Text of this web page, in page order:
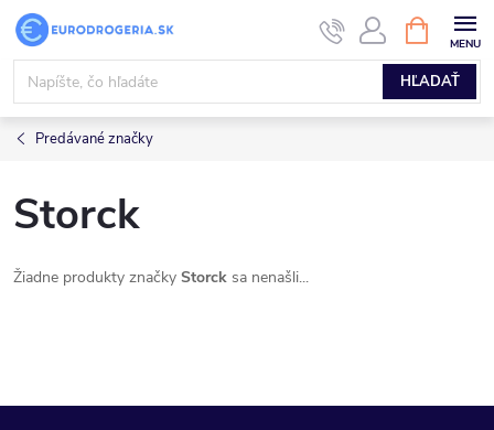
Prejsť
obsah
HĽADAŤ
KOŠÍK
Predávané značky
Storck
Žiadne produkty značky Storck sa nenašli...